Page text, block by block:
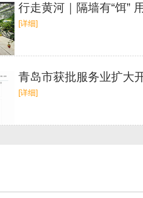
行走黄河｜隔墙有“饵”
[详细]
青岛市获批服务业扩大
[详细]